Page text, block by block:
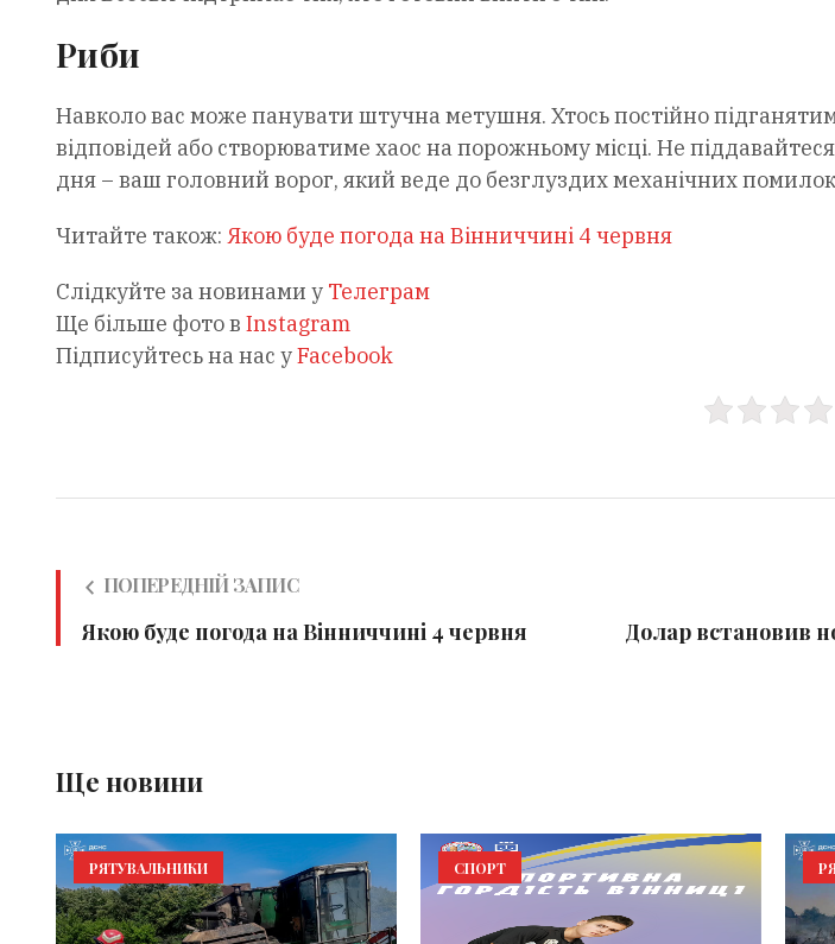
Риби
Навколо вас може панувати штучна метушня. Хтось постійно
відповідей або створюватиме хаос на порожньому місці. Не
дня – ваш головний ворог, який веде до безглуздих механічних
Читайте також: Якою буде погода на Вінниччині 4 червня
Слідкуйте за новинами у Телеграм
Ще більше фото в Instagram
Підписуйтесь на нас уFacebook
ПОПЕРЕДНІЙ ЗАПИС
Якою буде погода на Вінниччині 4 червня
Долар встановив
Ще новини
РЯТУВАЛЬНИКИ СПОРТ